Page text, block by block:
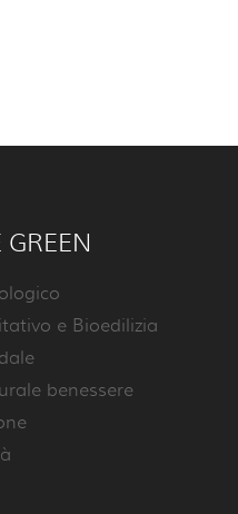
e Bioedilizia
benessere